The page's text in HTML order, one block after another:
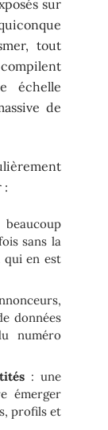
sur
tout
échelle
de
:
sans la
qui en est
données
numéro
: une
émerger
profils et